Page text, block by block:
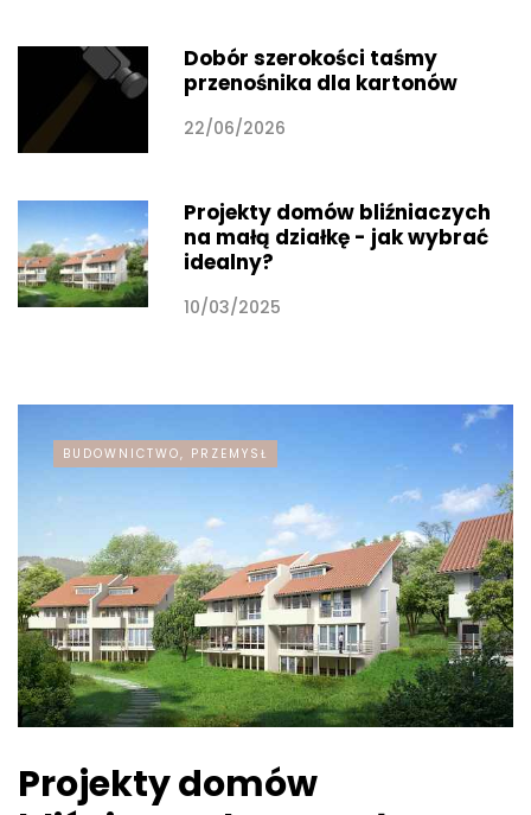
Dobór szerokości taśmy
przenośnika dla kartonów
22/06/2026
Projekty domów bliźniaczych
na małą działkę - jak wybrać
idealny?
10/03/2025
BUDOWNICTWO, PRZEMYSŁ
Projekty domów